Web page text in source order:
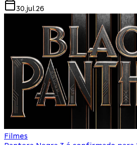
30.jul.26
Filmes